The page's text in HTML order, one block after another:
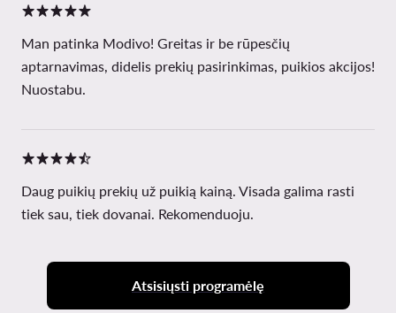
Man patinka Modivo! Greitas ir be rūpesčių
aptarnavimas, didelis prekių pasirinkimas, puikios akcijos!
Nuostabu.
Daug puikių prekių už puikią kainą. Visada galima rasti
tiek sau, tiek dovanai. Rekomenduoju.
Atsisiųsti programėlę